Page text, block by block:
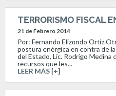
TERRORISMO FISCAL
21 de Febrero 2014
Por: Fernando Elizondo
postura enérgica en contra de
del Estado, Lic. Rodrigo Medina
recursos que les...
LEER MÁS [+]